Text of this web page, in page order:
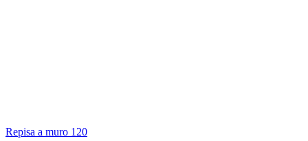
Repisa a muro 120